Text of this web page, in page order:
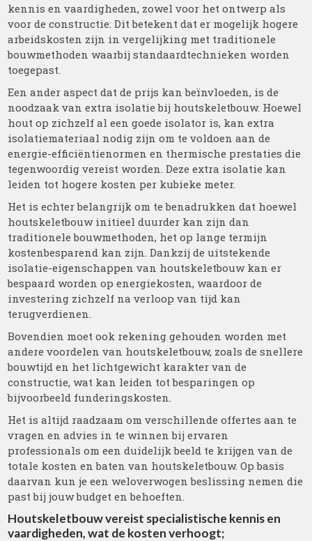
kennis en vaardigheden, zowel voor het ontwerp als
voor de constructie. Dit betekent dat er mogelijk hogere
arbeidskosten zijn in vergelijking met traditionele
bouwmethoden waarbij standaardtechnieken worden
toegepast.
Een ander aspect dat de prijs kan beïnvloeden, is de
noodzaak van extra isolatie bij houtskeletbouw. Hoewel
hout op zichzelf al een goede isolator is, kan extra
isolatiemateriaal nodig zijn om te voldoen aan de
energie-efficiëntienormen en thermische prestaties die
tegenwoordig vereist worden. Deze extra isolatie kan
leiden tot hogere kosten per kubieke meter.
Het is echter belangrijk om te benadrukken dat hoewel
houtskeletbouw initieel duurder kan zijn dan
traditionele bouwmethoden, het op lange termijn
kostenbesparend kan zijn. Dankzij de uitstekende
isolatie-eigenschappen van houtskeletbouw kan er
bespaard worden op energiekosten, waardoor de
investering zichzelf na verloop van tijd kan
terugverdienen.
Bovendien moet ook rekening gehouden worden met
andere voordelen van houtskeletbouw, zoals de snellere
bouwtijd en het lichtgewicht karakter van de
constructie, wat kan leiden tot besparingen op
bijvoorbeeld funderingskosten.
Het is altijd raadzaam om verschillende offertes aan te
vragen en advies in te winnen bij ervaren
professionals om een duidelijk beeld te krijgen van de
totale kosten en baten van houtskeletbouw. Op basis
daarvan kun je een weloverwogen beslissing nemen die
past bij jouw budget en behoeften.
Houtskeletbouw vereist specialistische kennis en
vaardigheden, wat de kosten verhoogt;